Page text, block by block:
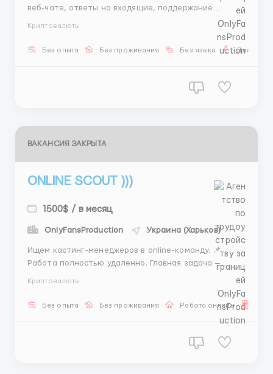
веб‑чате, ответы на входящие, поддержание
фиксированная ставка + 20% от результата + бонус
200 $; при стабильной занятости выходит 1000–
Криптовалюты
Без опыта Без проживания Без языка Для
ВАКАНСИЯ ЗАКРЫТА
ONLINE SCOUT )))
1500$ / в месяц
OnlyFansProduction Украина (Харьков)
Ищем кастинг-менеджеров в online-команду. 📌
Работа полностью удаленно. Главная задача —
1500$ 🎓 Обучение бесплатно 📅 График 5/2 ✨
Поддержка команды 📩 Пиши — @VV0171 ...
Криптовалюты
Без опыта Без проживания Работа онлайн